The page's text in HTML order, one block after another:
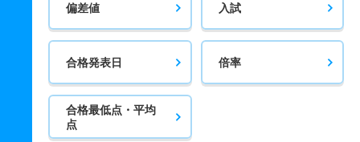
偏差値 入試
合格発表日 倍率
合格最低点・平均
点